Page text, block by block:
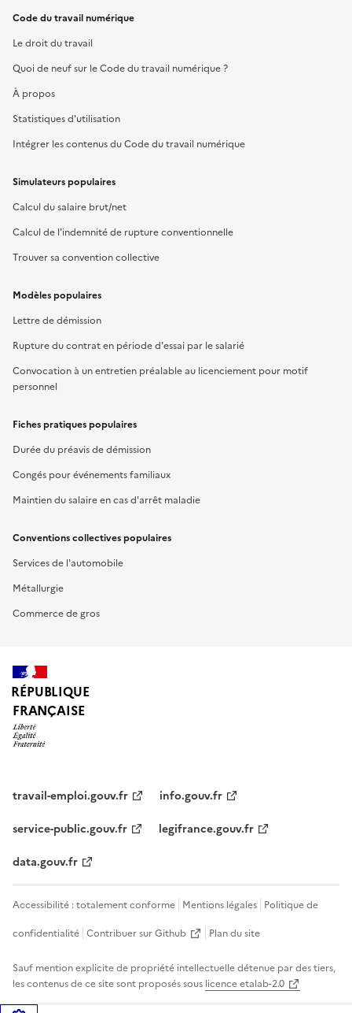
Code du travail numérique
Le droit du travail
Quoi de neuf sur le Code du travail numérique ?
À propos
Statistiques d'utilisation
Intégrer les contenus du Code du travail numérique
Simulateurs populaires
Calcul du salaire brut/net
Calcul de l'indemnité de rupture conventionnelle
Trouver sa convention collective
Modèles populaires
Lettre de démission
Rupture du contrat en période d'essai par le salarié
Convocation à un entretien préalable au licenciement pour motif
personnel
Fiches pratiques populaires
Durée du préavis de démission
Congés pour événements familiaux
Maintien du salaire en cas d'arrêt maladie
Conventions collectives populaires
Services de l'automobile
Métallurgie
Commerce de gros
RÉPUBLIQUE
FRANÇAISE
travail-emploi.gouv.fr
info.gouv.fr
service-public.gouv.fr
legifrance.gouv.fr
data.gouv.fr
Accessibilité : totalement conforme Mentions légales Politique de
confidentialité Contribuer sur Github Plan du site
Sauf mention explicite de propriété intellectuelle détenue par des tiers,
les contenus de ce site sont proposés sous licence etalab-2.0